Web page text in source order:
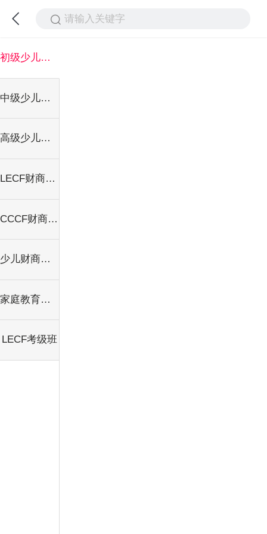
请输入关键字
初级少儿财商指导师
中级少儿财商指导师
高级少儿财商指导师
LECF财商网络课程
CCCF财商网络课程
少儿财商指导师报名
家庭教育指导师报名
LECF考级班